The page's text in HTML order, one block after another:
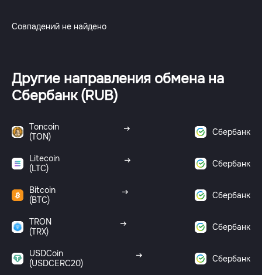
Совпадений не найдено
Другие направления обмена на
Сбербанк (RUB)
Toncoin
(TON)
Сбербанк
Litecoin
(LTC)
Сбербанк
Bitcoin
(BTC)
Сбербанк
TRON
(TRX)
Сбербанк
USDCoin
(USDCERC20)
Сбербанк